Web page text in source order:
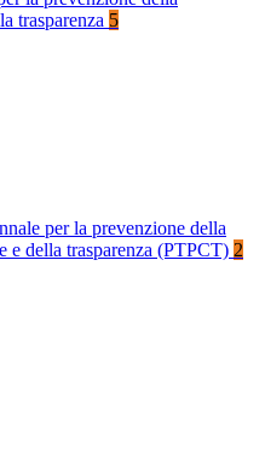
trasparenza 5
per la prevenzione della
e della trasparenza (PTPCT) 2